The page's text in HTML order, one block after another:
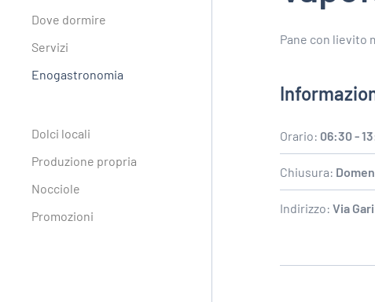
Pane con lievito
Orario: 06:30 -
Chiusura:
Indirizzo:Via
Dove dormire
Servizi
Enogastronomia
Dolci locali
Produzione propria
Nocciole
Promozioni